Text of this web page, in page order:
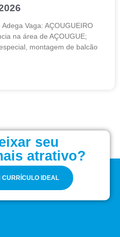
Vaga: AÇOUGUEIRO
na área de AÇOUGUE;
montagem de balcão
seu
atrativo?
CURRÍCULO IDEAL